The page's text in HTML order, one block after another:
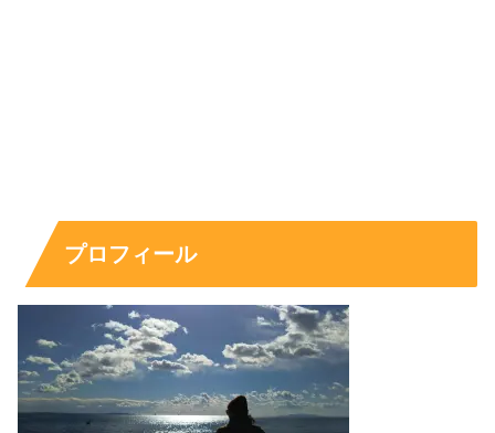
経歴と仕事は？モデル実績・コンテンツク
プロフィール